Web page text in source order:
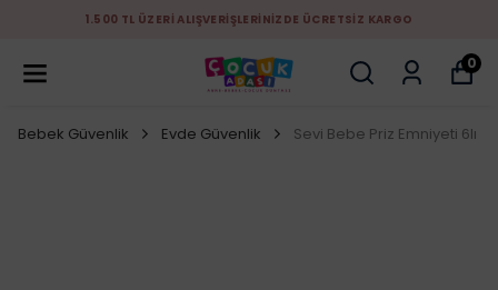
1.500 TL ÜZERİ ALIŞVERİŞLERİNİZDE ÜCRETSİZ KARGO
0
Bebek Güvenlik Evde Güvenlik Sevi Bebe Priz Emniyeti 6lı